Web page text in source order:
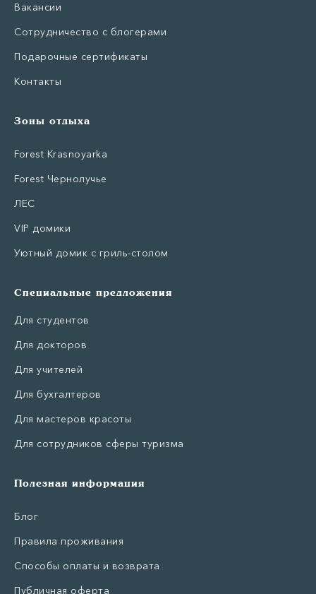
Вакансии
Сотрудничество с блогерами
Подарочные сертификаты
Контакты
Зоны отдыха
Forest Krasnoyarka
Forest Чернолучье
ЛЕС
VIP домики
Уютный домик с гриль-столом
Специальные предложения
Для студентов
Для докторов
Для учителей
Для бухгалтеров
Для мастеров красоты
Для сотрудников сферы туризма
Полезная информация
Блог
Правила проживания
Способы оплаты и возврата
Публичная оферта